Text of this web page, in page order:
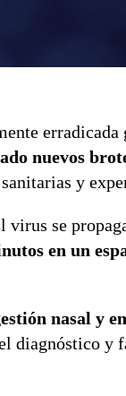
erradicada
nuevos
y
virus se
en un
nasal y
diagnóstico